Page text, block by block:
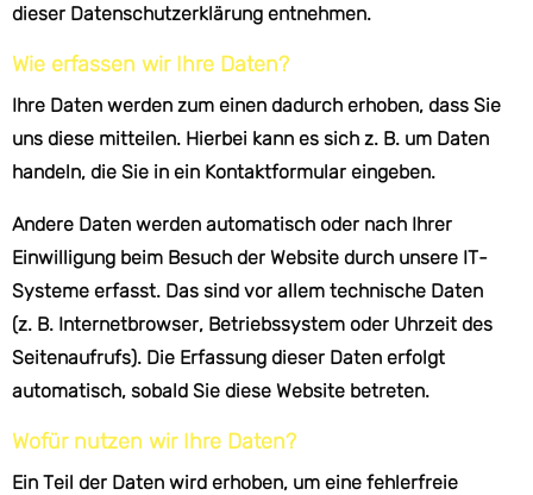
dieser Datenschutzerklärung entnehmen.
Wie erfassen wir Ihre Daten?
Ihre Daten werden zum einen dadurch erhoben, dass Sie
uns diese mitteilen. Hierbei kann es sich z. B. um Daten
handeln, die Sie in ein Kontaktformular eingeben.
Andere Daten werden automatisch oder nach Ihrer
Einwilligung beim Besuch der Website durch unsere IT-
Systeme erfasst. Das sind vor allem technische Daten
(z. B. Internetbrowser, Betriebssystem oder Uhrzeit des
Seitenaufrufs). Die Erfassung dieser Daten erfolgt
automatisch, sobald Sie diese Website betreten.
Wofür nutzen wir Ihre Daten?
Ein Teil der Daten wird erhoben, um eine fehlerfreie